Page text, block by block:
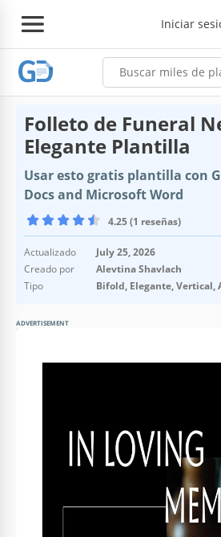
Iniciar
Folleto de Funeral
Elegante Plantilla
Usar esto gratis plantilla con
Docs and Microsoft Word
4.25 (1 reseñas)
Actualizado
July 25, 2026
Creado por
Alevtina Shavlach
Tipo
Bifold, Elegante, Vertical,
ADVERTISEMENT